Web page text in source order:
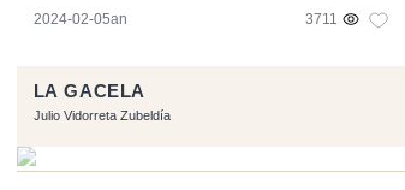
2024-02-05an 3711
LA GACELA
Julio Vidorreta Zubeldía